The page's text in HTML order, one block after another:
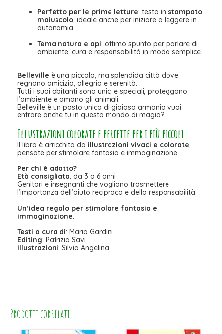
Perfetto per le prime letture: testo in stampato
maiuscolo, ideale anche per iniziare a leggere in
autonomia.
Tema natura e api: ottimo spunto per parlare di
ambiente, cura e responsabilità in modo semplice.
Belleville è una piccola, ma splendida città dove
regnano amicizia, allegria e serenità.
Tutti i suoi abitanti sono unici e speciali, proteggono
l’ambiente e amano gli animali.
Belleville è un posto unico di gioiosa armonia vuoi
entrare anche tu in questo mondo di magia?
Illustrazioni colorate e perfette per i più piccoli
Il libro è arricchito da illustrazioni vivaci e colorate,
pensate per stimolare fantasia e immaginazione.
Per chi è adatto?
Età consigliata: da 3 a 6 anni
Genitori e insegnanti che vogliono trasmettere
l’importanza dell’aiuto reciproco e della responsabilità.
Un’idea regalo per stimolare fantasia e
immaginazione.
Testi a cura di: Mario Gardini
Editing: Patrizia Savi
Illustrazioni: Silvia Angelina
Prodotti correlati